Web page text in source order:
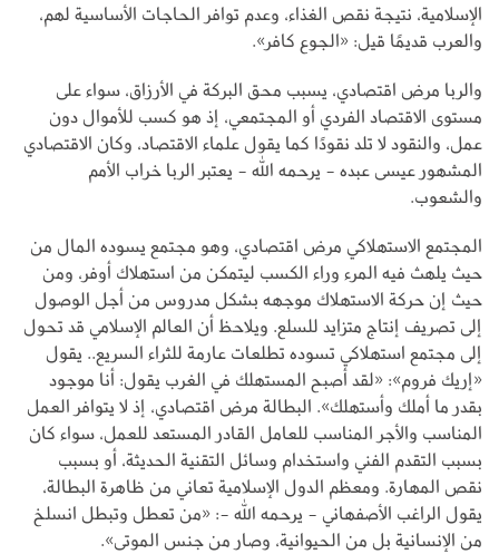
الإسلامية، نتيجة نقص الغذاء، وعدم توافر الحاجات الأساسية لهم،
والعرب قديمًا قيل: «الجوع كافر».
والربا مرض اقتصادي، يسبب محق البركة في الأرزاق، سواء على
مستوى الاقتصاد الفردي أو المجتمعي، إذ هو كسب للأموال دون
عمل، والنقود لا تلد نقودًا كما يقول علماء الاقتصاد، وكان الاقتصادي
المشهور عيسى عبده - يرحمه الله - يعتبر الربا خراب الأمم
والشعوب.
المجتمع الاستهلاكي مرض اقتصادي، وهو مجتمع يسوده المال من
حيث يلهث فيه المرء وراء الكسب ليتمكن من استهلاك أوفر، ومن
حيث إن حركة الاستهلاك موجهه بشكل مدروس من أجل الوصول
إلى تصريف إنتاج متزايد للسلع. ويلاحظ أن العالم الإسلامي قد تحول
إلى مجتمع استهلاكي تسوده تطلعات عارمة للثراء السريع.. يقول
«إريك فروم»: «لقد أصبح المستهلك في الغرب يقول: أنا موجود
بقدر ما أملك وأستهلك». البطالة مرض اقتصادي، إذ لا يتوافر العمل
المناسب والأجر المناسب للعامل القادر المستعد للعمل، سواء كان
بسبب التقدم الفني واستخدام وسائل التقنية الحديثة، أو بسبب
نقص المهارة. ومعظم الدول الإسلامية تعاني من ظاهرة البطالة،
يقول الراغب الأصفهاني - يرحمه الله -: «من تعطل وتبطل انسلخ
من الإنسانية بل من الحيوانية، وصار من جنس الموتى».